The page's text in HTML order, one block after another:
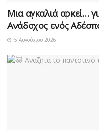
Μια αγκαλιά αρκεί…
Ανάδοχος ενός
5 Αυγούστου 2026